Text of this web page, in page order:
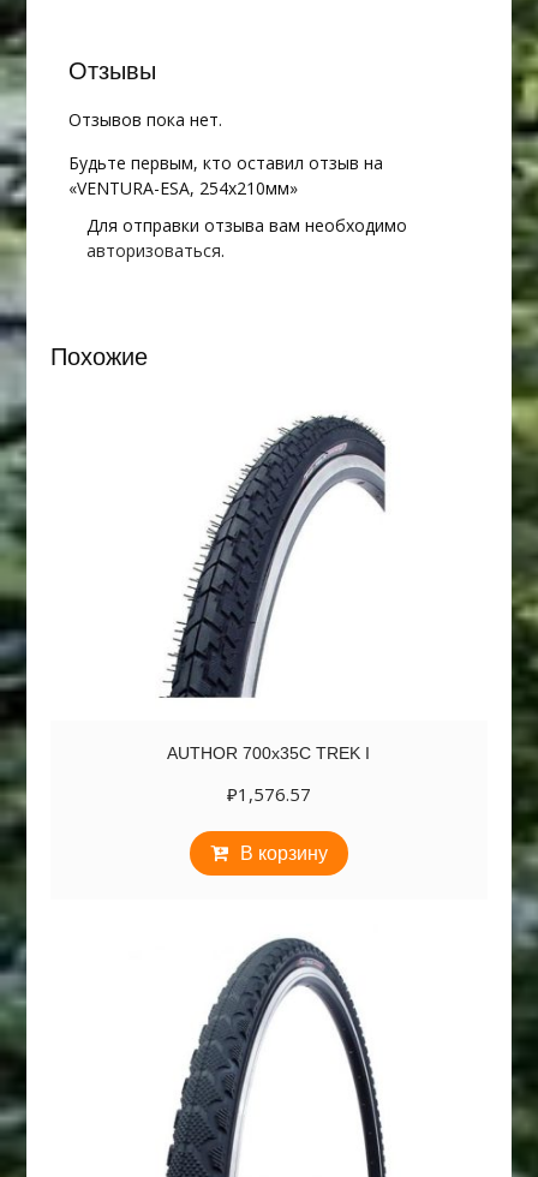
Отзывы
Отзывов пока нет.
Будьте первым, кто оставил отзыв на
«VENTURA-ESA, 254х210мм»
Для отправки отзыва вам необходимо
авторизоваться.
Похожие
AUTHOR 700х35C TREK I
₽1,576.57
В корзину